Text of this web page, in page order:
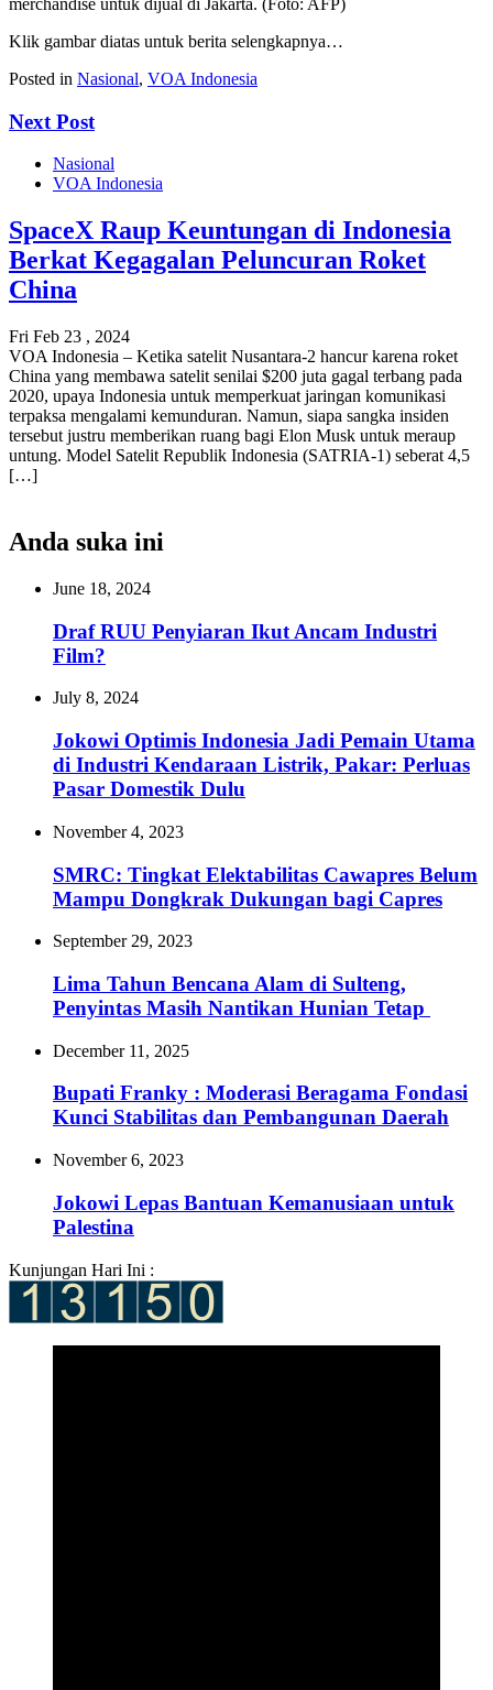
merchandise untuk dijual di Jakarta. (Foto: AFP)
Klik gambar diatas untuk berita selengkapnya…
Posted in Nasional, VOA Indonesia
Next Post
Nasional
VOA Indonesia
SpaceX Raup Keuntungan di Indonesia
Berkat Kegagalan Peluncuran Roket
China
Fri Feb 23 , 2024
VOA Indonesia – Ketika satelit Nusantara-2 hancur karena roket
China yang membawa satelit senilai $200 juta gagal terbang pada
2020, upaya Indonesia untuk memperkuat jaringan komunikasi
terpaksa mengalami kemunduran. Namun, siapa sangka insiden
tersebut justru memberikan ruang bagi Elon Musk untuk meraup
untung. Model Satelit Republik Indonesia (SATRIA-1) seberat 4,5
[…]
Anda suka ini
June 18, 2024
Draf RUU Penyiaran Ikut Ancam Industri
Film?
July 8, 2024
Jokowi Optimis Indonesia Jadi Pemain Utama
di Industri Kendaraan Listrik, Pakar: Perluas
Pasar Domestik Dulu
November 4, 2023
SMRC: Tingkat Elektabilitas Cawapres Belum
Mampu Dongkrak Dukungan bagi Capres
September 29, 2023
Lima Tahun Bencana Alam di Sulteng,
Penyintas Masih Nantikan Hunian Tetap
December 11, 2025
Bupati Franky : Moderasi Beragama Fondasi
Kunci Stabilitas dan Pembangunan Daerah
November 6, 2023
Jokowi Lepas Bantuan Kemanusiaan untuk
Palestina
Kunjungan Hari Ini :